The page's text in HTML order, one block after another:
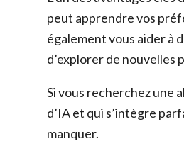
peut apprendre vos
également vous aider à
d’explorer de nouvelles
Si vous recherchez une
d’IA et qui s’intègre
manquer.